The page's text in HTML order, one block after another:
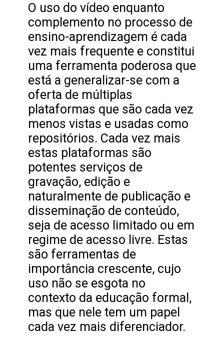
O uso do vídeo enquanto
complemento no processo de
ensino-aprendizagem é cada
vez mais frequente e constitui
uma ferramenta poderosa que
está a generalizar-se com a
oferta de múltiplas
plataformas que são cada vez
menos vistas e usadas como
repositórios. Cada vez mais
estas plataformas são
potentes serviços de
gravação, edição e
naturalmente de publicação e
disseminação de conteúdo,
seja de acesso limitado ou em
regime de acesso livre. Estas
são ferramentas de
importância crescente, cujo
uso não se esgota no
contexto da educação formal,
mas que nele tem um papel
cada vez mais diferenciador.